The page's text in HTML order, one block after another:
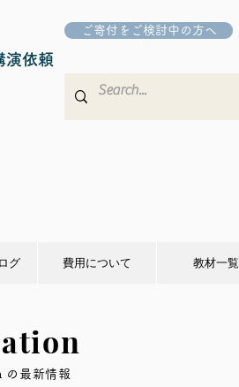
演依頼
ご寄付をご検討中の方へ
グ 費用について 教材一覧
最新情報